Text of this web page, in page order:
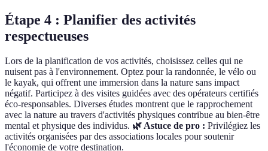
Étape 4 : Planifier des activités
respectueuses
Lors de la planification de vos activités, choisissez celles qui ne
nuisent pas à l'environnement. Optez pour la randonnée, le vélo ou
le kayak, qui offrent une immersion dans la nature sans impact
négatif. Participez à des visites guidées avec des opérateurs certifiés
éco-responsables. Diverses études montrent que le rapprochement
avec la nature au travers d'activités physiques contribue au bien-être
mental et physique des individus. 🌿 Astuce de pro : Privilégiez les
activités organisées par des associations locales pour soutenir
l'économie de votre destination.